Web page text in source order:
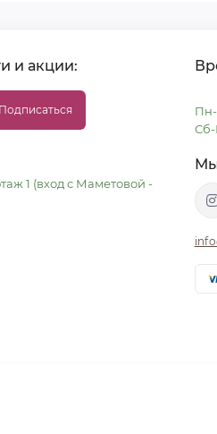
и акции:
Подписаться
1 (вход с Маметовой -
Пн-
Сб-
Мы